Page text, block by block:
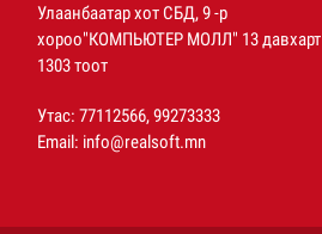
Улаанбаатар хот СБД, 9 -р
хороо"КОМПЬЮТЕР МОЛЛ" 13 давхарт
1303 тоот
Утас: 77112566, 99273333
Email: info@realsoft.mn